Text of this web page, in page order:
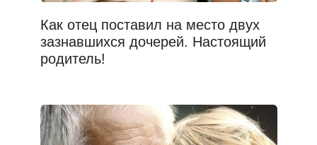
Как отец поставил на место двух
зазнавшихся дочерей. Настоящий
родитель!